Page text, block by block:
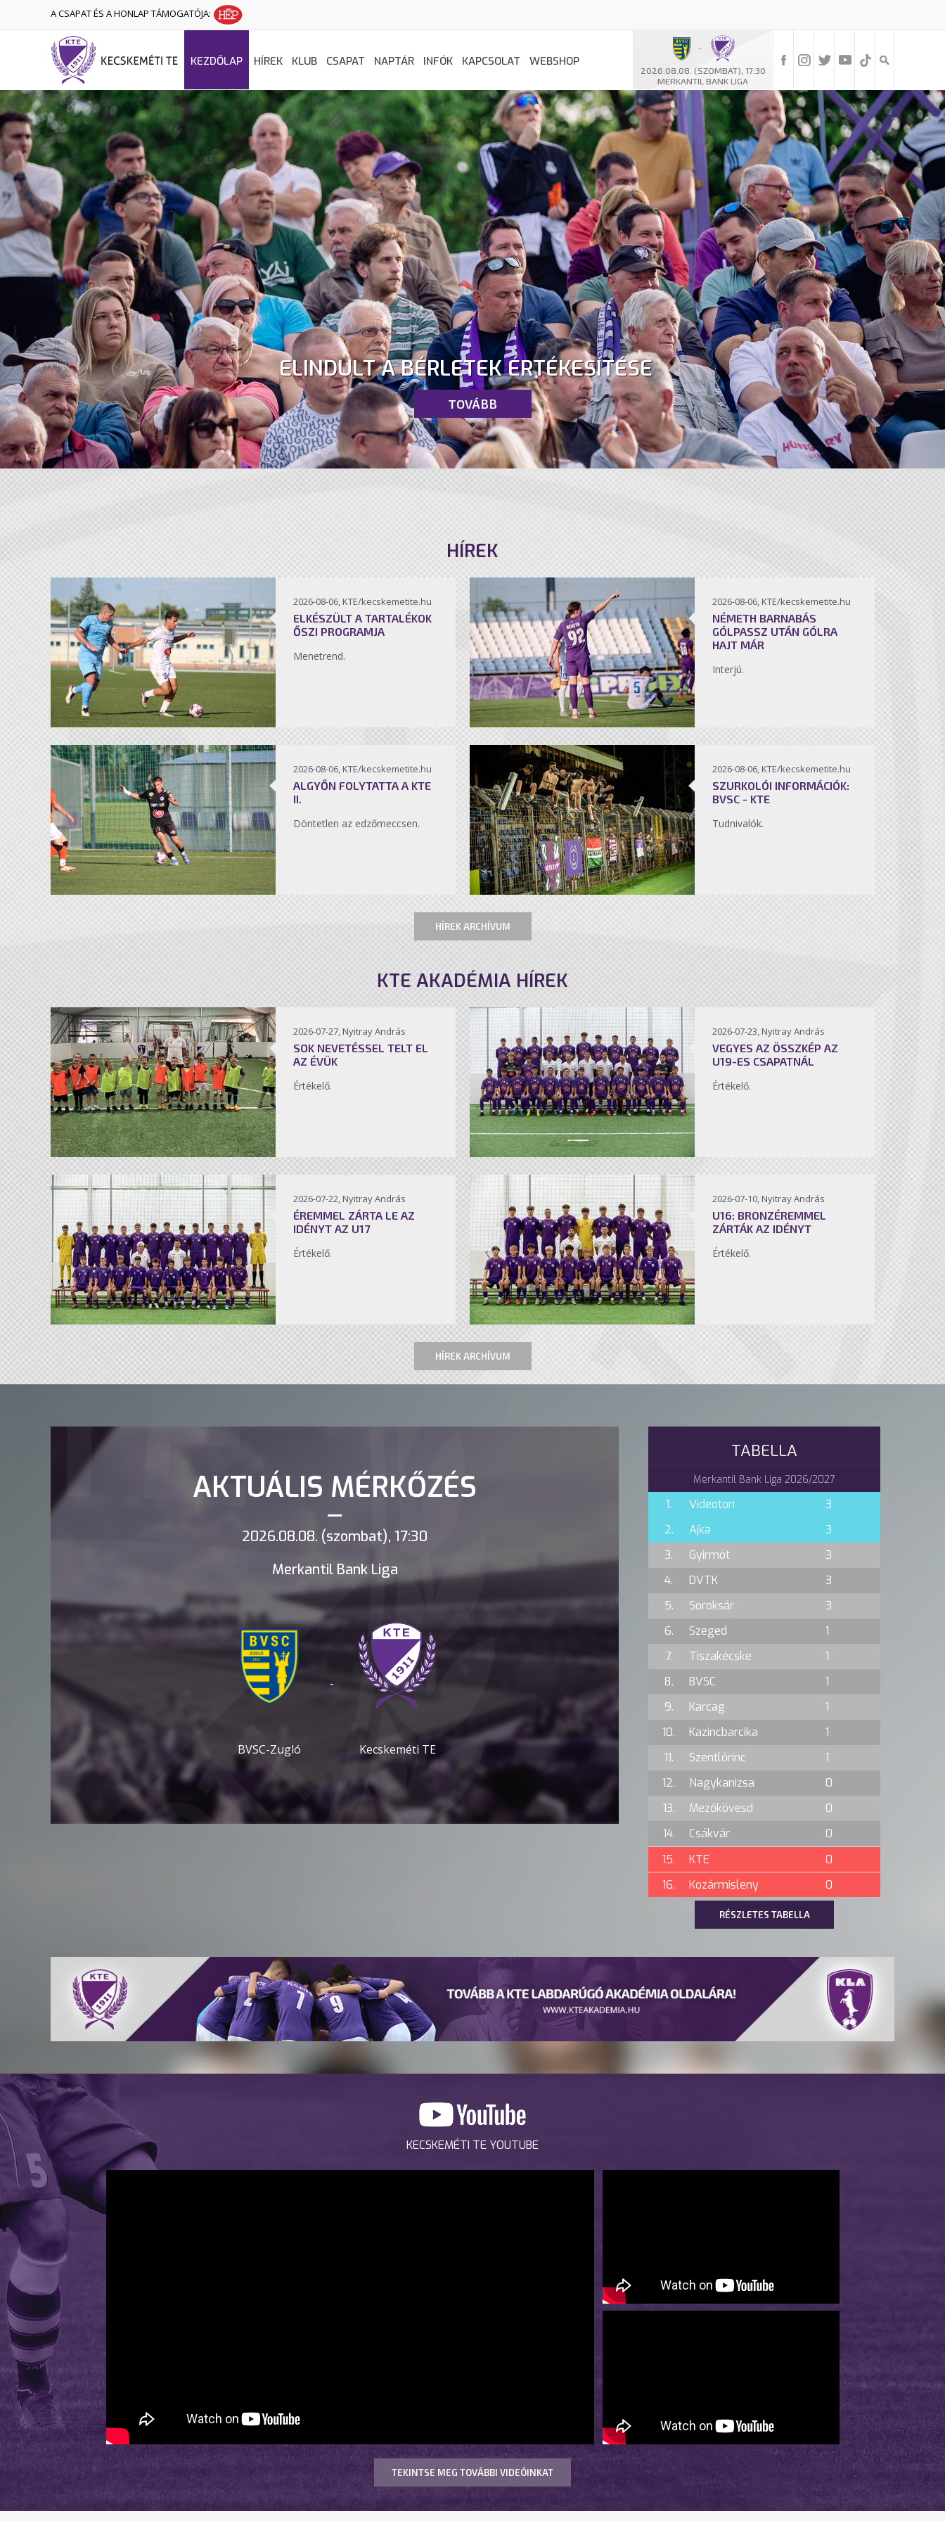
A CSAPAT ÉS A HONLAP TÁMOGATÓJA:
-
2026.08.08. (SZOMBAT), 17:30
MERKANTIL BANK LIGA
KEZDŐLAP HÍREK KLUB CSAPAT NAPTÁR INFÓK KAPCSOLAT WEBSHOP
ELINDULT A BÉRLETEK ÉRTÉKESÍTÉSE
TOVÁBB
HÍREK
2026-08-06, KTE/kecskemetite.hu
ELKÉSZÜLT A TARTALÉKOK
ŐSZI PROGRAMJA
Menetrend.
2026-08-06, KTE/kecskemetite.hu
NÉMETH BARNABÁS
GÓLPASSZ UTÁN GÓLRA
HAJT MÁR
Interjú.
2026-08-06, KTE/kecskemetite.hu
ALGYŐN FOLYTATTA A KTE
II.
Döntetlen az edzőmeccsen.
2026-08-06, KTE/kecskemetite.hu
SZURKOLÓI INFORMÁCIÓK:
BVSC - KTE
Tudnivalók.
HÍREK ARCHÍVUM
KTE AKADÉMIA HÍREK
2026-07-27, Nyitray András
SOK NEVETÉSSEL TELT EL
AZ ÉVÜK
Értékelő.
2026-07-23, Nyitray András
VEGYES AZ ÖSSZKÉP AZ
U19-ES CSAPATNÁL
Értékelő.
2026-07-22, Nyitray András
ÉREMMEL ZÁRTA LE AZ
IDÉNYT AZ U17
Értékelő.
2026-07-10, Nyitray András
U16: BRONZÉREMMEL
ZÁRTÁK AZ IDÉNYT
Értékelő.
HÍREK ARCHÍVUM
AKTUÁLIS MÉRKŐZÉS
2026.08.08. (szombat), 17:30
Merkantil Bank Liga
BVSC-Zugló
-
Kecskeméti TE
TABELLA
Merkantil Bank Liga 2026/2027
1. Videoton
3
2.
Ajka
3
3.
Gyirmót
3
4.
DVTK
3
5.
Soroksár
3
6.
Szeged
1
7.
Tiszakécske
1
8.
BVSC
1
9.
Karcag
1
10.
Kazincbarcika
1
11.
Szentlőrinc
1
12.
Nagykanizsa
0
13.
Mezőkövesd
0
14.
Csákvár
0
15.
KTE
0
16.
Kozármisleny 0
RÉSZLETES TABELLA
KECSKEMÉTI TE YOUTUBE
TEKINTSE MEG TOVÁBBI VIDEÓINKAT